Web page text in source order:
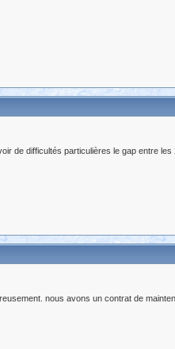
de difficultés particulières le gap entre
nous avons un contrat de